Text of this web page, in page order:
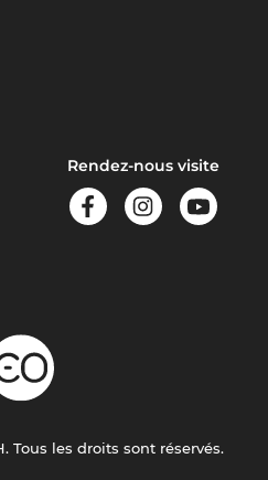
Rendez-nous visite
Tous les droits sont réservés.